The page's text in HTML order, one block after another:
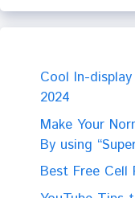
Cool In-
2024
Make Your
By using
Best Free Cell